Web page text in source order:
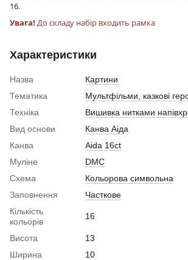
16.
Увага! До складу набір входить рамка
Характеристики
Назва
Картини
Тематика
Мультфільми, казкові
Техніка
Вишивка нитками
Вид основи
Канва Аіда
Канва
Aida 16ct
Муліне
DMC
Схема
Кольорова символьна
Заповнення
Часткове
Кількість
кольорів
16
Висота
13
Ширина
10